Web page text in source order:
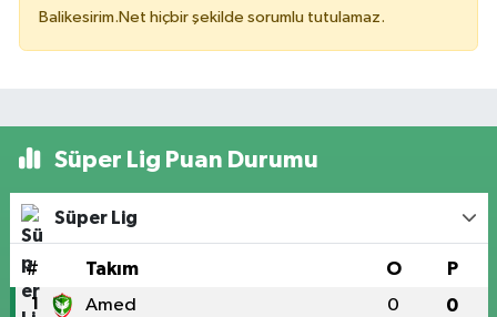
Balikesirim.Net hiçbir şekilde sorumlu tutulamaz.
Süper Lig Puan Durumu
Süper Lig
# Takım O P
1 Amed 0 0